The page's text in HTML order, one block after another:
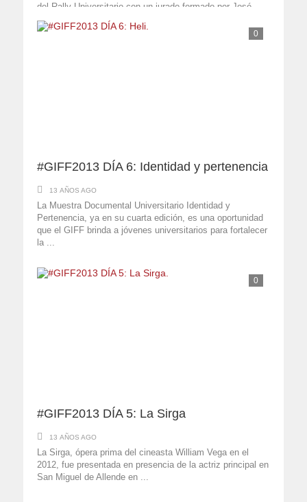
del Rally Universitario con un jurado formado por José
Gabriel Ortíz Romero, embajador de ...
0
#GIFF2013 DÍA 6: Identidad y pertenencia
13 AÑOS AGO
La Muestra Documental Universitario Identidad y
Pertenencia, ya en su cuarta edición, es una oportunidad
que el GIFF brinda a jóvenes universitarios para fortalecer
la ...
0
#GIFF2013 DÍA 5: La Sirga
13 AÑOS AGO
La Sirga, ópera prima del cineasta William Vega en el
2012, fue presentada en presencia de la actriz principal en
San Miguel de Allende en ...